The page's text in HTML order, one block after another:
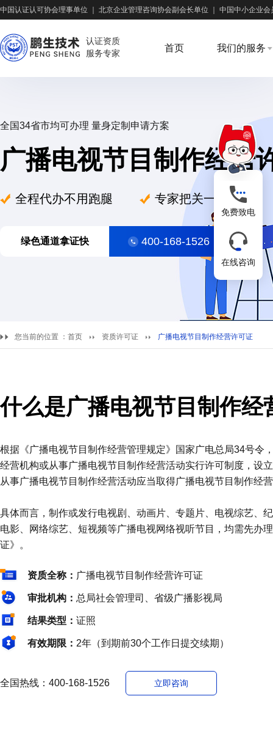
中国认证认可协会理事单位 北京企业管理咨询协会副会长单位 中国中小企业会
认证资质
服务专家
首页 我们的服务
全国34省市均可办理 量身定制申请方案
广播电视节目制作经营
全程代办不用跑腿 专家把关一次过
绿色通道拿证快 400-168-1526
您当前的位置 ： 首页 资质许可证 广播电视节目制作经营许可证
什么是广播电视节目制作经
根据《广播电视节目制作经营管理规定》国家广电总局34号令
经营机构或从事广播电视节目制作经营活动实行许可制度，设
从事广播电视节目制作经营活动应当取得广播电视节目制作经
具体而言，制作或发行电视剧、动画片、专题片、电视综艺、
电影、网络综艺、短视频等广播电视网络视听节目，均需先办
证》。
资质全称： 广播电视节目制作经营许可证
审批机构： 总局社会管理司、省级广播影视局
结果类型： 证照
有效期限： 2年（到期前30个工作日提交续期）
全国热线：400-168-1526 立即咨询
免费致电
在线咨询